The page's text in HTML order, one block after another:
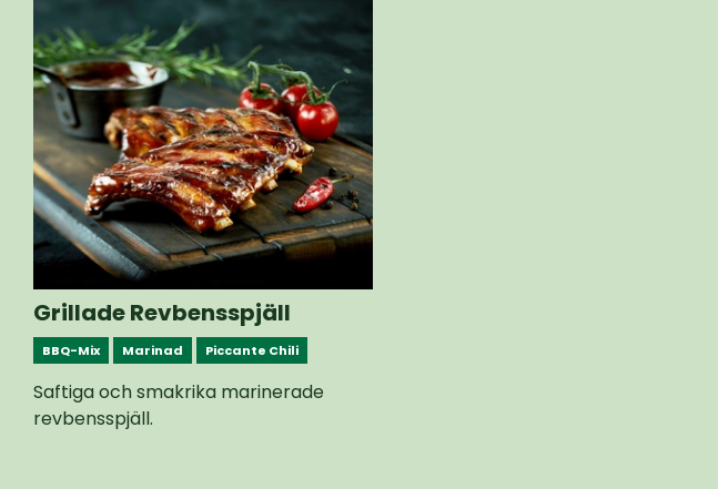
Grillade Revbensspjäll
BBQ-Mix Marinad Piccante Chili
Saftiga och smakrika marinerade
revbensspjäll.